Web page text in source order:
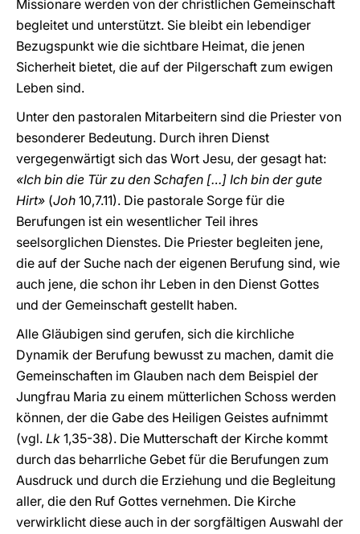
Missionare werden von der christlichen Gemeinschaft
begleitet und unterstützt. Sie bleibt ein lebendiger
Bezugspunkt wie die sichtbare Heimat, die jenen
Sicherheit bietet, die auf der Pilgerschaft zum ewigen
Leben sind.
Unter den pastoralen Mitarbeitern sind die Priester von
besonderer Bedeutung. Durch ihren Dienst
vergegenwärtigt sich das Wort Jesu, der gesagt hat:
«Ich bin die Tür zu den Schafen […] Ich bin der gute
Hirt» (Joh 10,7.11). Die pastorale Sorge für die
Berufungen ist ein wesentlicher Teil ihres
seelsorglichen Dienstes. Die Priester begleiten jene,
die auf der Suche nach der eigenen Berufung sind, wie
auch jene, die schon ihr Leben in den Dienst Gottes
und der Gemeinschaft gestellt haben.
Alle Gläubigen sind gerufen, sich die kirchliche
Dynamik der Berufung bewusst zu machen, damit die
Gemeinschaften im Glauben nach dem Beispiel der
Jungfrau Maria zu einem mütterlichen Schoss werden
können, der die Gabe des Heiligen Geistes aufnimmt
(vgl. Lk 1,35-38). Die Mutterschaft der Kirche kommt
durch das beharrliche Gebet für die Berufungen zum
Ausdruck und durch die Erziehung und die Begleitung
aller, die den Ruf Gottes vernehmen. Die Kirche
verwirklicht diese auch in der sorgfältigen Auswahl der